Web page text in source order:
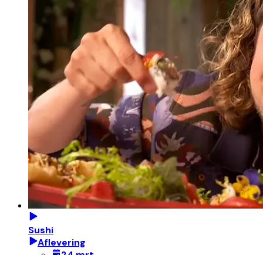
Sushi
Aflevering